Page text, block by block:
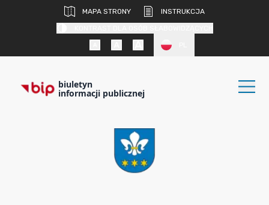
MAPA STRONY
INSTRUKCJA
biuletyn
informacji publicznej